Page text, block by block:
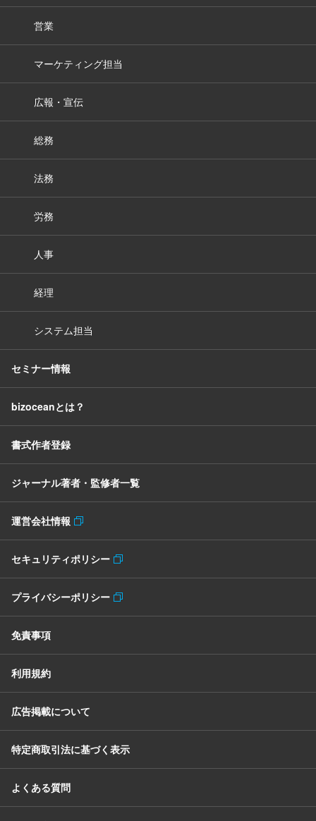
営業
マーケティング担当
広報・宣伝
総務
法務
労務
人事
経理
システム担当
セミナー情報
bizoceanとは？
書式作者登録
ジャーナル著者・監修者一覧
運営会社情報
セキュリティポリシー
プライバシーポリシー
免責事項
利用規約
広告掲載について
特定商取引法に基づく表示
よくある質問